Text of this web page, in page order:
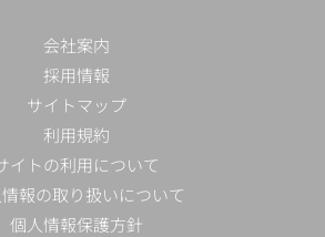
会社案内
採用情報
サイトマップ
利用規約
イトの利用について
報の取り扱いについて
個人情報保護方針